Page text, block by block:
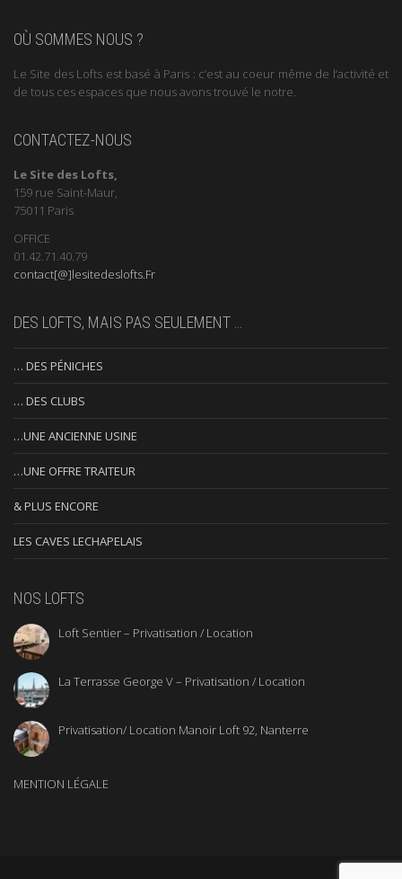
OÙ SOMMES NOUS ?
Le Site des Lofts est basé à Paris : c’est au coeur même de l’activité et
de tous ces espaces que nous avons trouvé le notre.
CONTACTEZ-NOUS
Le Site des Lofts,
159 rue Saint-Maur,
75011 Paris
OFFICE
01.42.71.40.79
contact[@]lesitedeslofts.Fr
DES LOFTS, MAIS PAS SEULEMENT …
… DES PÉNICHES
… DES CLUBS
…UNE ANCIENNE USINE
…UNE OFFRE TRAITEUR
& PLUS ENCORE
LES CAVES LECHAPELAIS
NOS LOFTS
Loft Sentier – Privatisation / Location
La Terrasse George V – Privatisation / Location
Privatisation/ Location Manoir Loft 92, Nanterre
MENTION LÉGALE